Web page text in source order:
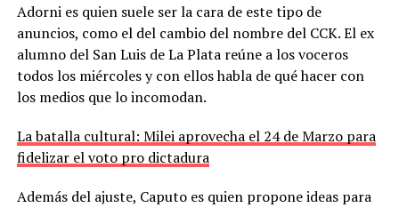
Adorni es quien suele ser la cara de este tipo de
anuncios, como el del cambio del nombre del CCK. El ex
alumno del San Luis de La Plata reúne a los voceros
todos los miércoles y con ellos habla de qué hacer con
los medios que lo incomodan.
La batalla cultural: Milei aprovecha el 24 de Marzo para
fidelizar el voto pro dictadura
Además del ajuste, Caputo es quien propone ideas para